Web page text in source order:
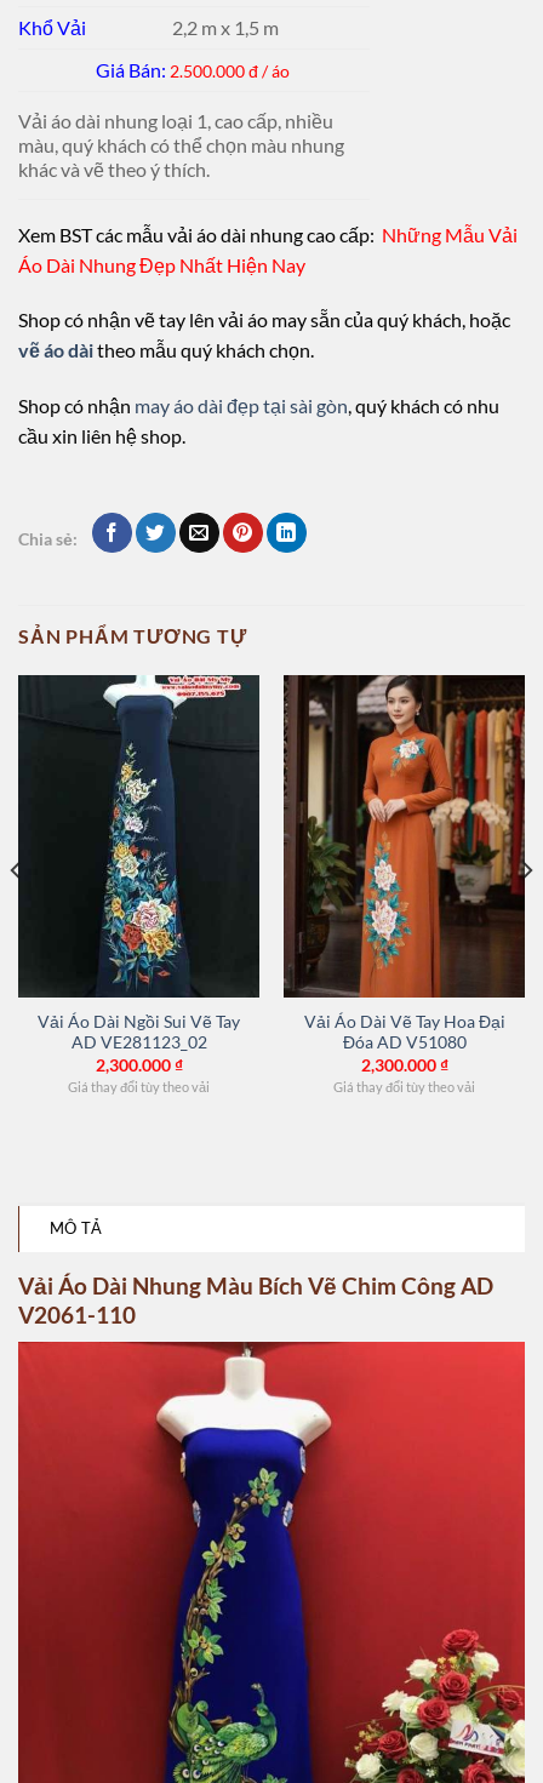
Khổ Vải
2,2 m x 1,5 m
Giá Bán: 2.500.000 đ / áo
Vải áo dài nhung loại 1, cao cấp, nhiều
màu, quý khách có thể chọn màu nhung
khác và vẽ theo ý thích.
Xem BST các mẫu vải áo dài nhung cao cấp: Những Mẫu Vải
Áo Dài Nhung Đẹp Nhất Hiện Nay
Shop có nhận vẽ tay lên vải áo may sẵn của quý khách, hoặc
vẽ áo dàitheo mẫu quý khách chọn.
Shop có nhận may áo dài đẹp tại sài gòn, quý khách có nhu
cầu xin liên hệ shop.
Chia sẻ:
SẢN PHẨM TƯƠNG TỰ
Vải Áo Dài Ngồi Sui Vẽ Tay
AD VE281123_02
2,300.000₫
Giá thay đổi tùy theo vải
Vải Áo Dài Vẽ Tay Hoa Đại
Đóa AD V51080
2,300.000₫
Giá thay đổi tùy theo vải
MÔ TẢ
Vải Áo Dài Nhung Màu Bích Vẽ Chim Công AD
V2061-110